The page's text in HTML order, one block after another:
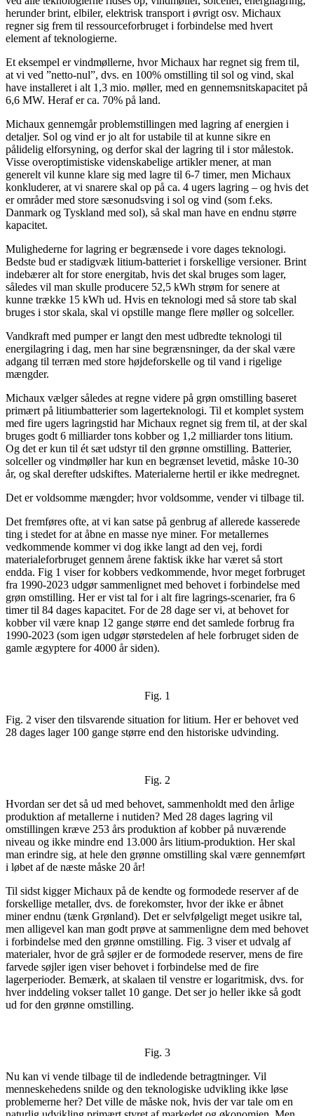
herunder brint, elbiler, elektrisk transport i øvrigt osv. Michaux
regner sig frem til ressourceforbruget i forbindelse med hvert
element af teknologierne.
Et eksempel er vindmøllerne, hvor Michaux har regnet sig frem til,
at vi ved ”netto-nul”, dvs. en 100% omstilling til sol og vind, skal
have installeret i alt 1,3 mio. møller, med en gennemsnitskapacitet på
6,6 MW. Heraf er ca. 70% på land.
Michaux gennemgår problemstillingen med lagring af energien i
detaljer. Sol og vind er jo alt for ustabile til at kunne sikre en
pålidelig elforsyning, og derfor skal der lagring til i stor målestok.
Visse overoptimistiske videnskabelige artikler mener, at man
generelt vil kunne klare sig med lagre til 6-7 timer, men Michaux
konkluderer, at vi snarere skal op på ca. 4 ugers lagring – og hvis det
er områder med store sæsonudsving i sol og vind (som f.eks.
Danmark og Tyskland med sol), så skal man have en endnu større
kapacitet.
Mulighederne for lagring er begrænsede i vore dages teknologi.
Bedste bud er stadigvæk litium-batteriet i forskellige versioner. Brint
indebærer alt for store energitab, hvis det skal bruges som lager,
således vil man skulle producere 52,5 kWh strøm for senere at
kunne trække 15 kWh ud. Hvis en teknologi med så store tab skal
bruges i stor skala, skal vi opstille mange flere møller og solceller.
Vandkraft med pumper er langt den mest udbredte teknologi til
energilagring i dag, men har sine begrænsninger, da der skal være
adgang til terræn med store højdeforskelle og til vand i rigelige
mængder.
Michaux vælger således at regne videre på grøn omstilling baseret
primært på litiumbatterier som lagerteknologi. Til et komplet system
med fire ugers lagringstid har Michaux regnet sig frem til, at der skal
bruges godt 6 milliarder tons kobber og 1,2 milliarder tons litium.
Og det er kun til ét sæt udstyr til den grønne omstilling. Batterier,
solceller og vindmøller har kun en begrænset levetid, måske 10-30
år, og skal derefter udskiftes. Materialerne hertil er ikke medregnet.
Det er voldsomme mængder; hvor voldsomme, vender vi tilbage til.
Det fremføres ofte, at vi kan satse på genbrug af allerede kasserede
ting i stedet for at åbne en masse nye miner. For metallernes
vedkommende kommer vi dog ikke langt ad den vej, fordi
materialeforbruget gennem årene faktisk ikke har været så stort
endda. Fig 1 viser for kobbers vedkommende, hvor meget forbruget
fra 1990-2023 udgør sammenlignet med behovet i forbindelse med
grøn omstilling. Her er vist tal for i alt fire lagrings-scenarier, fra 6
timer til 84 dages kapacitet. For de 28 dage ser vi, at behovet for
kobber vil være knap 12 gange større end det samlede forbrug fra
1990-2023 (som igen udgør størstedelen af hele forbruget siden de
gamle ægyptere for 4000 år siden).
Fig. 1
Fig. 2 viser den tilsvarende situation for litium. Her er behovet ved
28 dages lager 100 gange større end den historiske udvinding.
Fig. 2
Hvordan ser det så ud med behovet, sammenholdt med den årlige
produktion af metallerne i nutiden? Med 28 dages lagring vil
omstillingen kræve 253 års produktion af kobber på nuværende
niveau og ikke mindre end 13.000 års litium-produktion. Her skal
man erindre sig, at hele den grønne omstilling skal være gennemført
i løbet af de næste måske 20 år!
Til sidst kigger Michaux på de kendte og formodede reserver af de
forskellige metaller, dvs. de forekomster, hvor der ikke er åbnet
miner endnu (tænk Grønland). Det er selvfølgeligt meget usikre tal,
men alligevel kan man godt prøve at sammenligne dem med behovet
i forbindelse med den grønne omstilling. Fig. 3 viser et udvalg af
materialer, hvor de grå søjler er de formodede reserver, mens de fire
farvede søjler igen viser behovet i forbindelse med de fire
lagerperioder. Bemærk, at skalaen til venstre er logaritmisk, dvs. for
hver inddeling vokser tallet 10 gange. Det ser jo heller ikke så godt
ud for den grønne omstilling.
Fig. 3
Nu kan vi vende tilbage til de indledende betragtninger. Vil
menneskehedens snilde og den teknologiske udvikling ikke løse
problemerne her? Det ville de måske nok, hvis der var tale om en